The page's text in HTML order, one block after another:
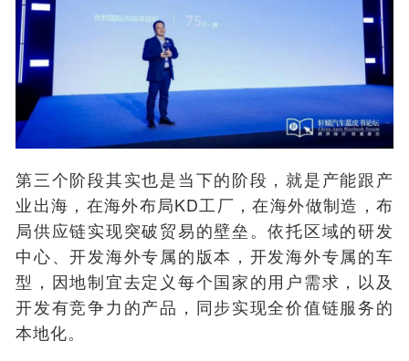
第三个阶段其实也是当下的阶段，就是产能跟产
业出海，在海外布局KD工厂，在海外做制造，布
局供应链实现突破贸易的壁垒。依托区域的研发
中心、开发海外专属的版本，开发海外专属的车
型，因地制宜去定义每个国家的用户需求，以及
开发有竞争力的产品，同步实现全价值链服务的
本地化。